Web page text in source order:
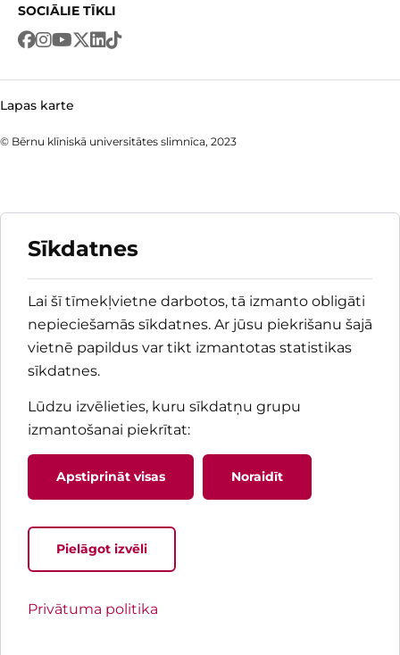
SOCIĀLIE TĪKLI
© Bērnu klīniskā universitātes slimnīca, 2023
Lapas karte
Sīkdatnes
Lai šī tīmekļvietne darbotos, tā izmanto obligāti
nepieciešamās sīkdatnes. Ar jūsu piekrišanu šajā
vietnē papildus var tikt izmantotas statistikas
sīkdatnes.
Lūdzu izvēlieties, kuru sīkdatņu grupu
izmantošanai piekrītat:
Apstiprināt visas Noraidīt
Pielāgot izvēli
Privātuma politika
Jaunums! Pacienta
Praktiska informācija pacientiem un tuviniekiem